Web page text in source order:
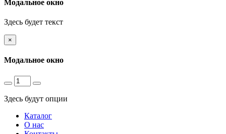
Модальное окно
Здесь будет текст
×
Модальное окно
Здесь будут опции
Каталог
О нас